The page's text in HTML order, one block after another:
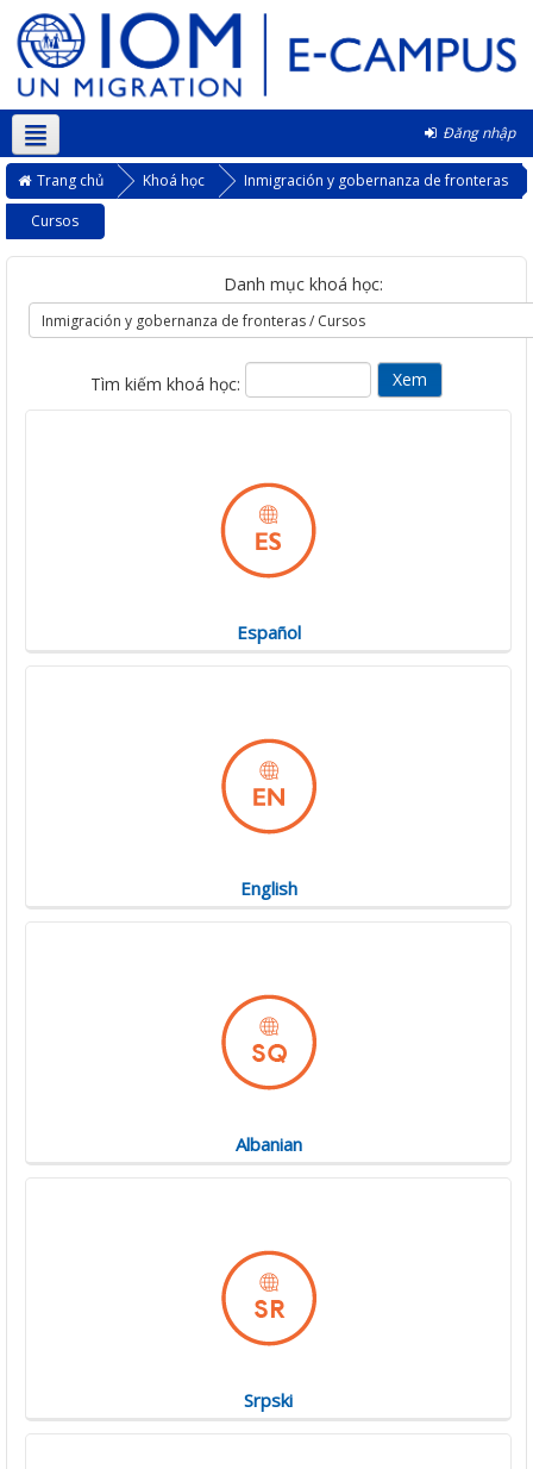
Đăng nhập
Vietnamese ‎(vi)‎
Trang chủ Khoá học
Inmigración y gobernanza de fronteras
Cursos
Danh mục khoá học:
Tìm kiếm khoá học:
Español
English
Albanian
Srpski